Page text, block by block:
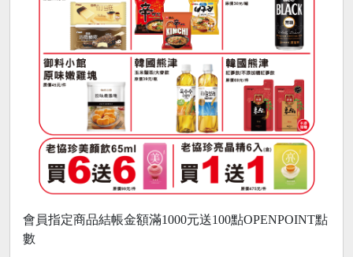
會員指定商品結帳金額滿1000元送100點OPENPOINT點
數